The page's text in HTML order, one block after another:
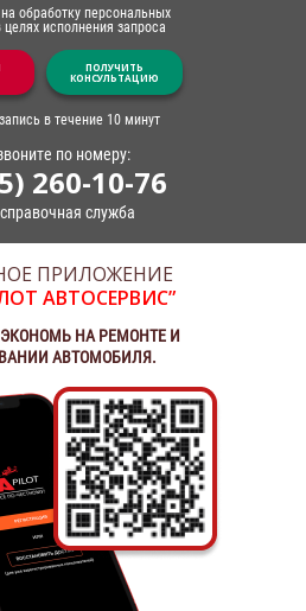
обработку персональных
исполнения запроса
ПОЛУЧИТЬ
КОНСУЛЬТАЦИЮ
в течение 10 минут
по номеру:
260-10-76
служба
ПРИЛОЖЕНИЕ
АВТОСЕРВИС”
ЭКОНОМЬ НА РЕМОНТЕ И
АВТОМОБИЛЯ.